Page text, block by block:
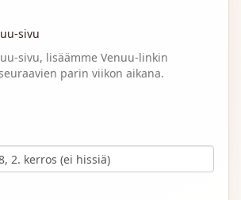
sivu
sivu, lisäämme Venuu-linkin
parin viikon aikana.